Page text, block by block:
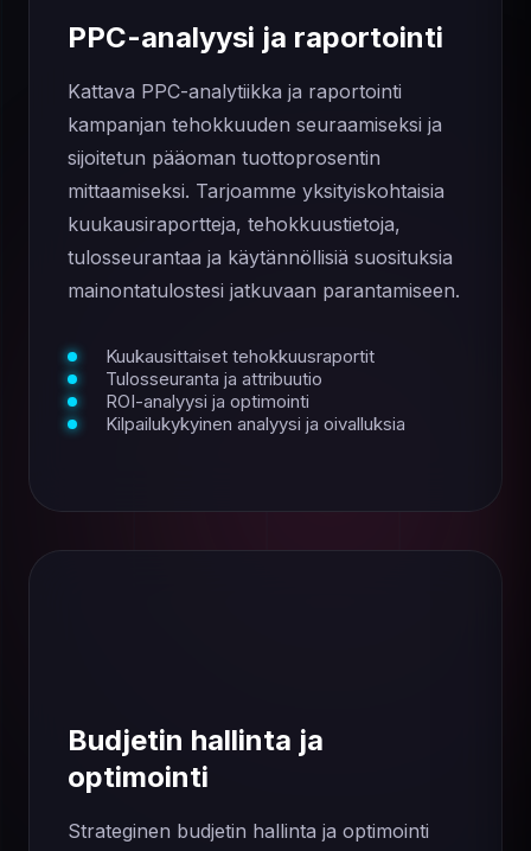
PPC-analyysi ja raportointi
Kattava PPC-analytiikka ja raportointi
kampanjan tehokkuuden seuraamiseksi ja
sijoitetun pääoman tuottoprosentin
mittaamiseksi. Tarjoamme yksityiskohtaisia ​​
kuukausiraportteja, tehokkuustietoja,
tulosseurantaa ja käytännöllisiä suosituksia
mainontatulostesi jatkuvaan parantamiseen.
Kuukausittaiset tehokkuusraportit
Tulosseuranta ja attribuutio
ROI-analyysi ja optimointi
Kilpailukykyinen analyysi ja oivalluksia
Budjetin hallinta ja
optimointi
Strateginen budjetin hallinta ja optimointi